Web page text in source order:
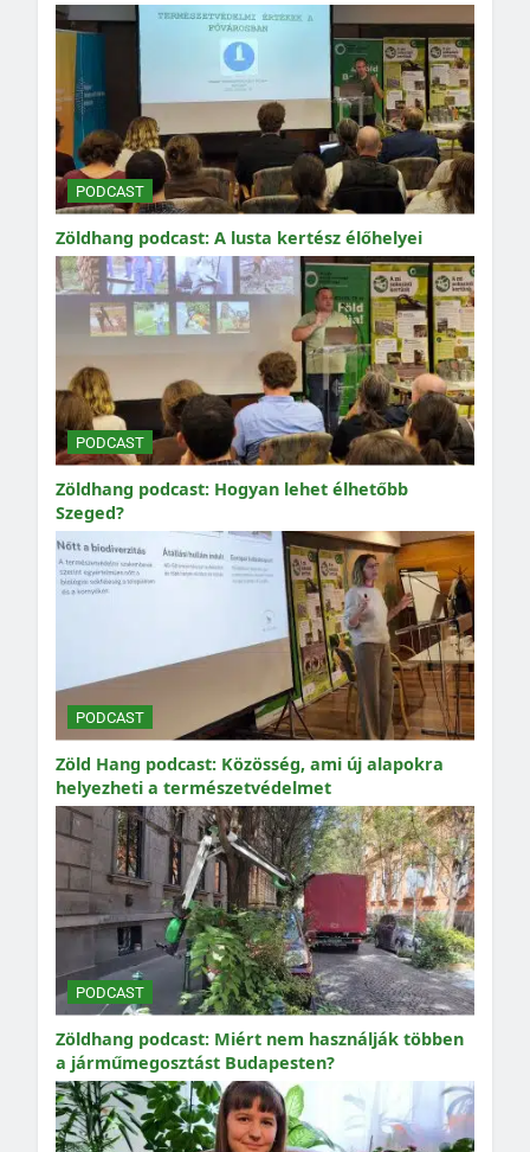
PODCAST
Zöldhang podcast: A lusta kertész élőhelyei
PODCAST
Zöldhang podcast: Hogyan lehet élhetőbb
Szeged?
PODCAST
Zöld Hang podcast: Közösség, ami új alapokra
helyezheti a természetvédelmet
PODCAST
Zöldhang podcast: Miért nem használják többen
a járműmegosztást Budapesten?